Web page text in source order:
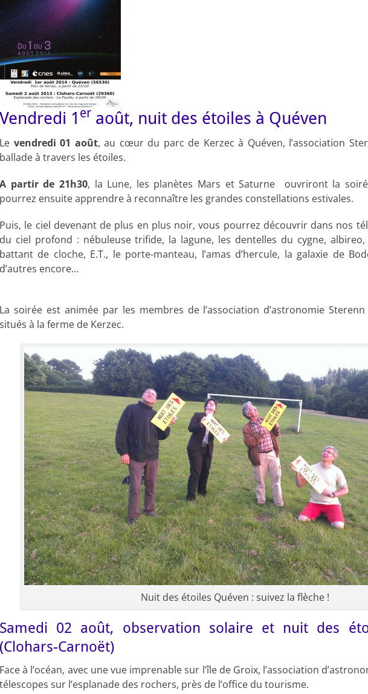
Vendredi 1 er août, nuit des étoiles à Quéven
Le vendredi 01 août, au cœur du parc de Kerzec à Quéven, l’association
ballade à travers les étoiles.
A partir de 21h30, la Lune, les planètes Mars et Saturne ouvriront la
pourrez ensuite apprendre à reconnaître les grandes constellations estivales.
Puis, le ciel devenant de plus en plus noir, vous pourrez découvrir dans nos
du ciel profond : nébuleuse trifide, la lagune, les dentelles du cygne, albireo,
battant de cloche, E.T., le porte-manteau, l’amas d’hercule, la galaxie de
d’autres encore…
La soirée est animée par les membres de l’association d’astronomie
situés à la ferme de Kerzec.
Nuit des étoiles Quéven : suivez la flèche !
Samedi 02 août, observation solaire et nuit des
(Clohars-Carnoët)
Face à l’océan, avec une vue imprenable sur l’île de Groix, l’association
télescopes sur l’esplanade des rochers, près de l’office du tourisme.